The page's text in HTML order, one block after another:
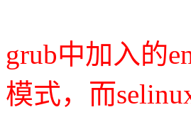
grub中加入的
模式，而